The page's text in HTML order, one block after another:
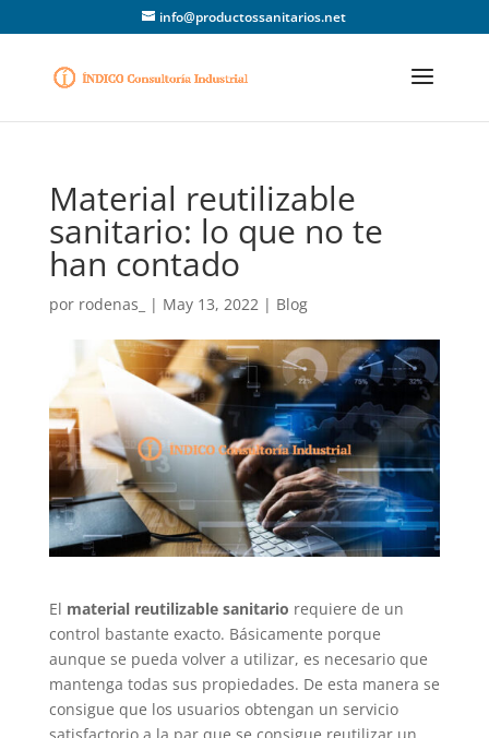
info@productossanitarios.net
Material reutilizable
sanitario: lo que no te
han contado
por rodenas_ | May 13, 2022| Blog
El material reutilizable sanitario requiere de un
control bastante exacto. Básicamente porque
aunque se pueda volver a utilizar, es necesario que
mantenga todas sus propiedades. De esta manera se
consigue que los usuarios obtengan un servicio